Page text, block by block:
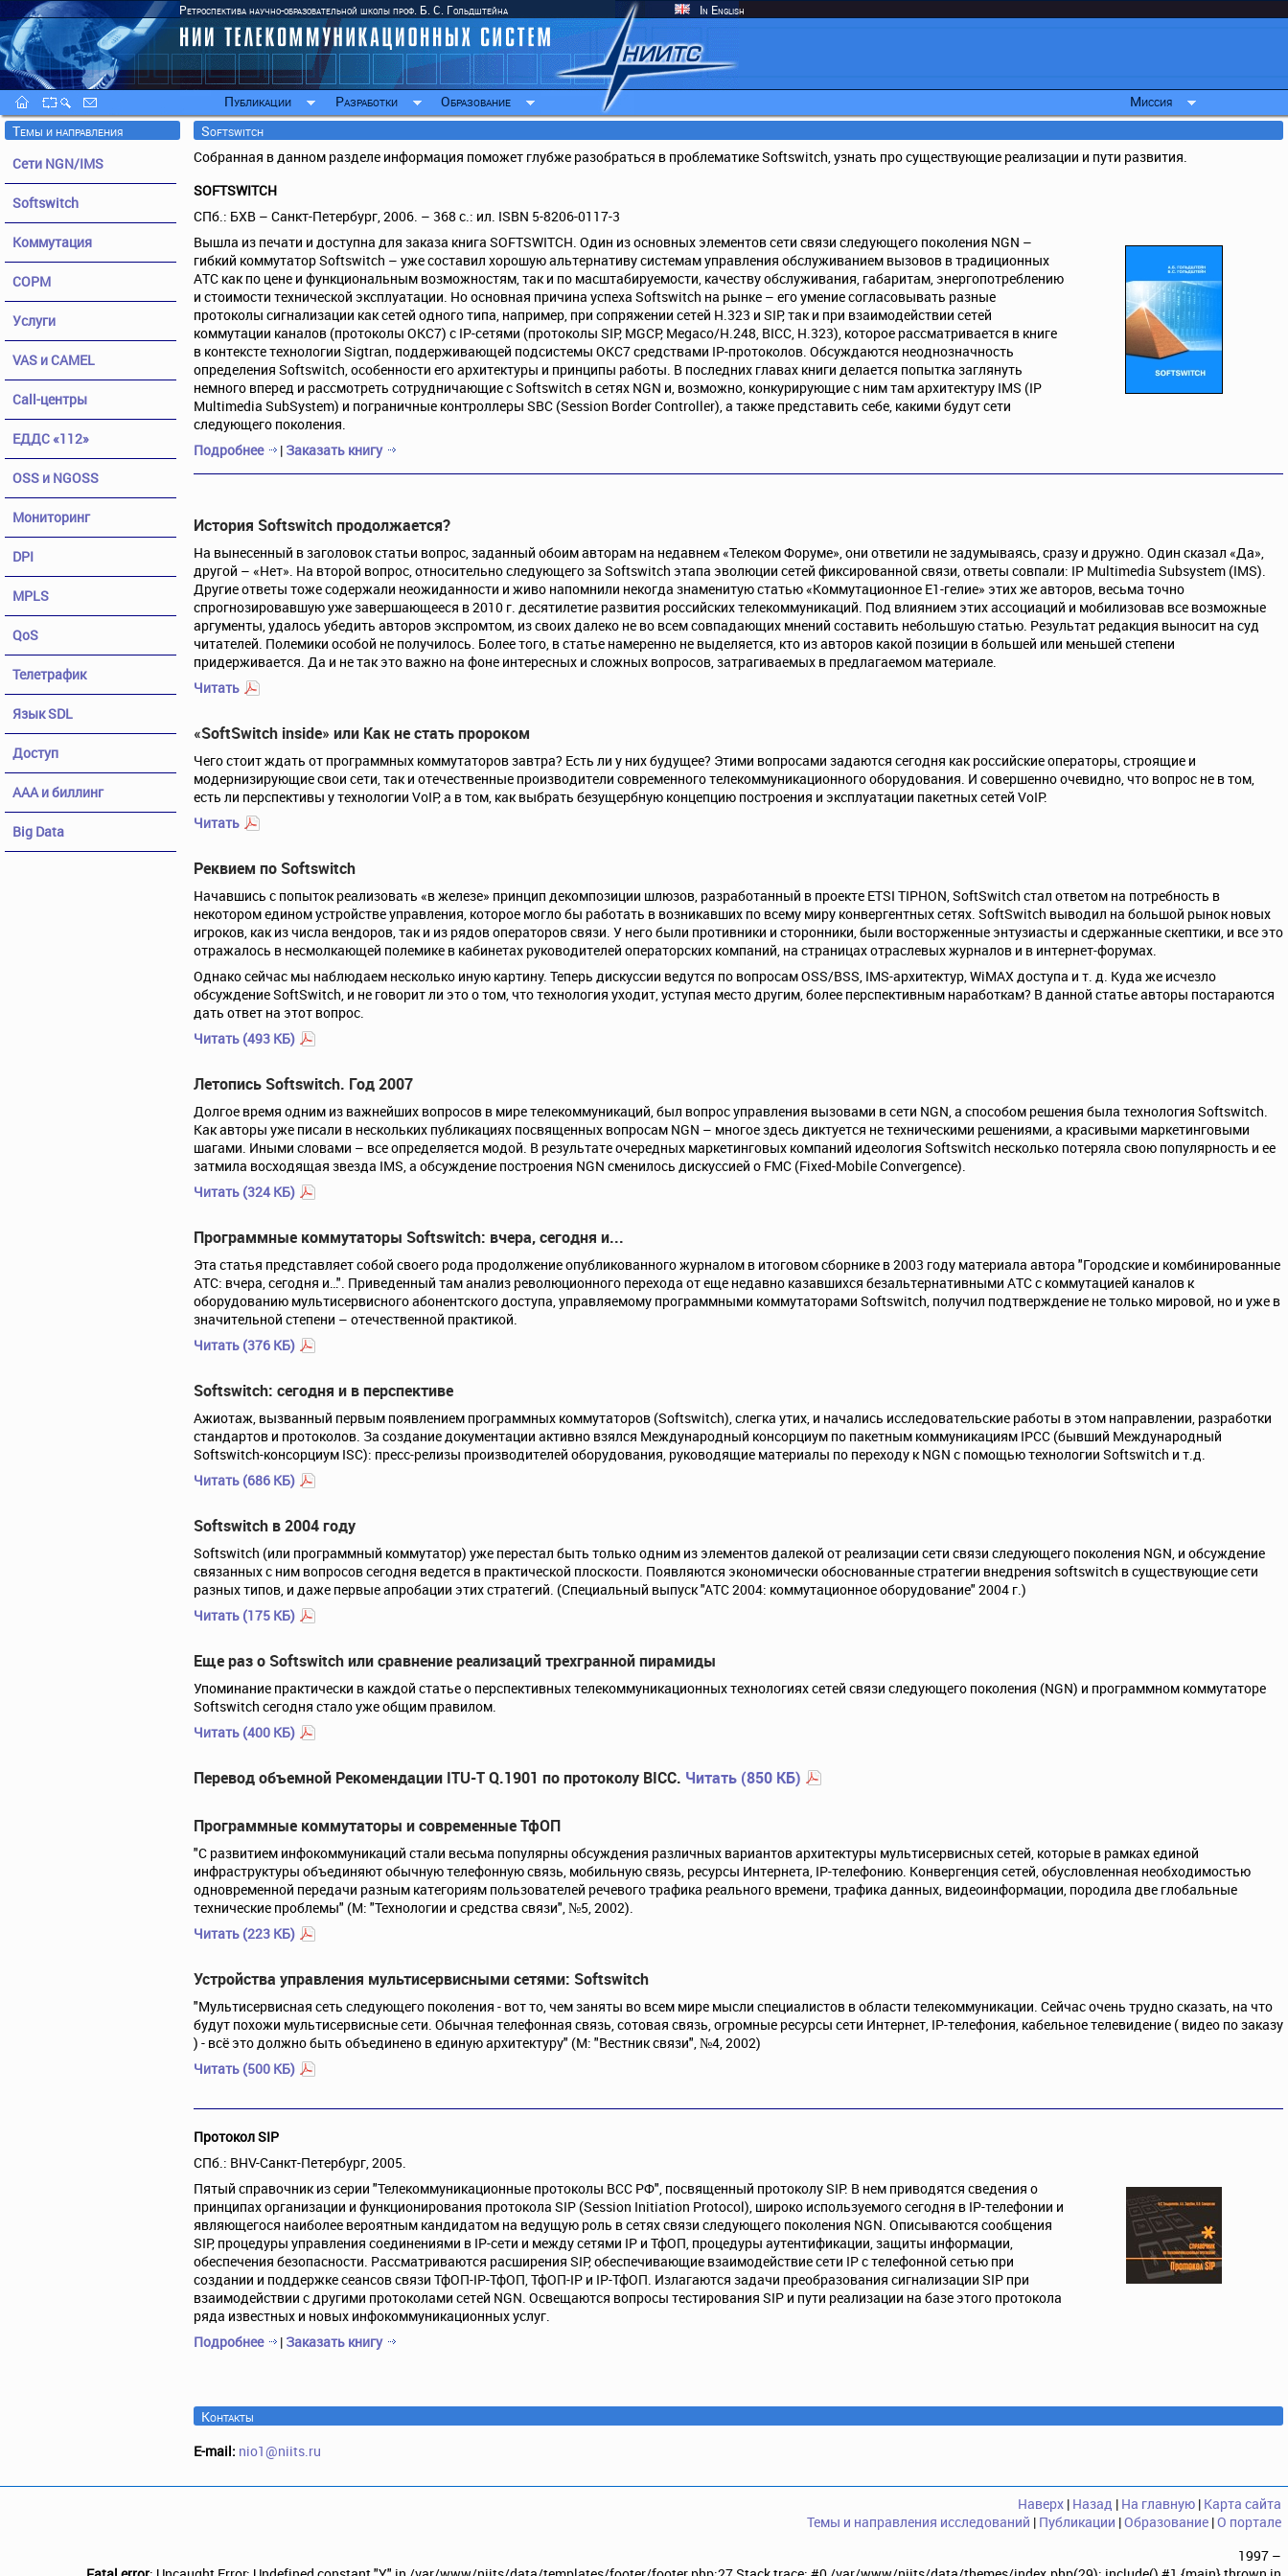
Ретроспектива научно-образовательной школы проф. Б. С. Гольдштейна In English
Публикации Разработки Образование
Миссия
Softswitch
Собранная в данном разделе информация поможет глубже разобраться в проблематике Softswitch, узнать про существующие реализации и пути развития.
SOFTSWITCH
СПб.: БХВ – Санкт-Петербург, 2006. – 368 с.: ил. ISBN 5-8206-0117-3
Вышла из печати и доступна для заказа книга SOFTSWITCH. Один из основных элементов сети связи следующего поколения NGN –
гибкий коммутатор Softswitch – уже составил хорошую альтернативу системам управления обслуживанием вызовов в традиционных
АТС как по цене и функциональным возможностям, так и по масштабируемости, качеству обслуживания, габаритам, энергопотреблению
и стоимости технической эксплуатации. Но основная причина успеха Softswitch на рынке – его умение согласовывать разные
протоколы сигнализации как сетей одного типа, например, при сопряжении сетей H.323 и SIP, так и при взаимодействии сетей
коммутации каналов (протоколы ОКС7) с IP-сетями (протоколы SIP, MGCP, Megaco/Н.248, BICC, H.323), которое рассматривается в книге
в контексте технологии Sigtran, поддерживающей подсистемы ОКС7 средствами IP-протоколов. Обсуждаются неоднозначность
определения Softswitch, особенности его архитектуры и принципы работы. В последних главах книги делается попытка заглянуть
немного вперед и рассмотреть сотрудничающие с Softswitch в сетях NGN и, возможно, конкурирующие с ним там архитектуру IMS (IP
Multimedia SubSystem) и пограничные контроллеры SBC (Session Border Controller), а также представить себе, какими будут сети
следующего поколения.
Подробнее
| Заказать книгу
История Softswitch продолжается?
На вынесенный в заголовок статьи вопрос, заданный обоим авторам на недавнем «Телеком Форуме», они ответили не задумываясь, сразу и дружно. Один сказал «Да»,
другой – «Нет». На второй вопрос, относительно следующего за Softswitch этапа эволюции сетей фиксированной связи, ответы совпали: IP Multimedia Subsystem (IMS).
Другие ответы тоже содержали неожиданности и живо напомнили некогда знаменитую статью «Коммутационное Е1-гелие» этих же авторов, весьма точно
спрогнозировавшую уже завершающееся в 2010 г. десятилетие развития российских телекоммуникаций. Под влиянием этих ассоциаций и мобилизовав все возможные
аргументы, удалось убедить авторов экспромтом, из своих далеко не во всем совпадающих мнений составить небольшую статью. Результат редакция выносит на суд
читателей. Полемики особой не получилось. Более того, в статье намеренно не выделяется, кто из авторов какой позиции в большей или меньшей степени
придерживается. Да и не так это важно на фоне интересных и сложных вопросов, затрагиваемых в предлагаемом материале.
Читать
«SoftSwitch inside» или Как не стать пророком
Чего стоит ждать от программных коммутаторов завтра? Есть ли у них будущее? Этими вопросами задаются сегодня как российские операторы, строящие и
модернизирующие свои сети, так и отечественные производители современного телекоммуникационного оборудования. И совершенно очевидно, что вопрос не в том,
есть ли перспективы у технологии VoIP, а в том, как выбрать безущербную концепцию построения и эксплуатации пакетных сетей VoIP.
Читать
Реквием по Softswitch
Начавшись с попыток реализовать «в железе» принцип декомпозиции шлюзов, разработанный в проекте ETSI TIPHON, SoftSwitch стал ответом на потребность в
некотором едином устройстве управления, которое могло бы работать в возникавших по всему миру конвергентных сетях. SoftSwitch выводил на большой рынок новых
игроков, как из числа вендоров, так и из рядов операторов связи. У него были противники и сторонники, были восторженные энтузиасты и сдержанные скептики, и все это
отражалось в несмолкающей полемике в кабинетах руководителей операторских компаний, на страницах отраслевых журналов и в интернет-форумах.
Однако сейчас мы наблюдаем несколько иную картину. Теперь дискуссии ведутся по вопросам OSS/BSS, IMS-архитектур, WiMAX доступа и т. д. Куда же исчезло
обсуждение SoftSwitch, и не говорит ли это о том, что технология уходит, уступая место другим, более перспективным наработкам? В данной статье авторы постараются
дать ответ на этот вопрос.
Читать (493 КБ)
Летопись Softswitch. Год 2007
Долгое время одним из важнейших вопросов в мире телекоммуникаций, был вопрос управления вызовами в сети NGN, а способом решения была технология Softswitch.
Как авторы уже писали в нескольких публикациях посвященных вопросам NGN – многое здесь диктуется не техническими решениями, а красивыми маркетинговыми
шагами. Иными словами – все определяется модой. В результате очередных маркетинговых компаний идеология Softswitch несколько потеряла свою популярность и ее
затмила восходящая звезда IMS, а обсуждение построения NGN сменилось дискуссией о FMC (Fixed-Mobile Convergence).
Читать (324 КБ)
Программные коммутаторы Softswitch: вчера, сегодня и...
Эта статья представляет собой своего рода продолжение опубликованного журналом в итоговом сборнике в 2003 году материала автора "Городские и комбинированные
АТС: вчера, сегодня и…". Приведенный там анализ революционного перехода от еще недавно казавшихся безальтернативными АТС с коммутацией каналов к
оборудованию мультисервисного абонентского доступа, управляемому программными коммутаторами Softswitch, получил подтверждение не только мировой, но и уже в
значительной степени – отечественной практикой.
Читать (376 КБ)
Softswitch: сегодня и в перспективе
Ажиотаж, вызванный первым появлением программных коммутаторов (Softswitch), слегка утих, и начались исследовательские работы в этом направлении, разработки
стандартов и протоколов. За создание документации активно взялся Международный консорциум по пакетным коммуникациям IPCC (бывший Международный
Softswitch-консорциум ISC): пресс-релизы производителей оборудования, руководящие материалы по переходу к NGN с помощью технологии Softswitch и т.д.
Читать (686 КБ)
Softswitch в 2004 году
Softswitch (или программный коммутатор) уже перестал быть только одним из элементов далекой от реализации сети связи следующего поколения NGN, и обсуждение
связанных с ним вопросов сегодня ведется в практической плоскости. Появляются экономически обоснованные стратегии внедрения softswitch в существующие сети
разных типов, и даже первые апробации этих стратегий. (Специальный выпуск "АТС 2004: коммутационное оборудование" 2004 г.)
Читать (175 КБ)
Еще раз о Softswitch или сравнение реализаций трехгранной пирамиды
Упоминание практически в каждой статье о перспективных телекоммуникационных технологиях сетей связи следующего поколения (NGN) и программном коммутаторе
Softswitch сегодня стало уже общим правилом.
Читать (400 КБ)
Перевод объемной Рекомендации ITU-T Q.1901 по протоколу BICC. Читать (850 КБ)
Программные коммутаторы и современные ТфОП
"С развитием инфокоммуникаций стали весьма популярны обсуждения различных вариантов архитектуры мультисервисных сетей, которые в рамках единой
инфраструктуры объединяют обычную телефонную связь, мобильную связь, ресурсы Интернета, IP-телефонию. Конвергенция сетей, обусловленная необходимостью
одновременной передачи разным категориям пользователей речевого трафика реального времени, трафика данных, видеоинформации, породила две глобальные
технические проблемы" (М: "Технологии и средства связи", №5, 2002).
Читать (223 КБ)
Устройства управления мультисервисными сетями: Softswitch
"Мультисервисная сеть следующего поколения - вот то, чем заняты во всем мире мысли специалистов в области телекоммуникации. Сейчас очень трудно сказать, на что
будут похожи мультисервисные сети. Обычная телефонная связь, сотовая связь, огромные ресурсы сети Интернет, IP-телефония, кабельное телевидение ( видео по заказу
) - всё это должно быть объединено в единую архитектуру" (М: "Вестник связи", №4, 2002)
Читать (500 КБ)
Протокол SIP
СПб.: BHV-Санкт-Петербург, 2005.
Пятый справочник из серии "Телекоммуникационные протоколы ВСС РФ", посвященный протоколу SIP. В нем приводятся сведения о
принципах организации и функционирования протокола SIP (Session Initiation Protocol), широко используемого сегодня в IP-телефонии и
являющегося наиболее вероятным кандидатом на ведущую роль в сетях связи следующего поколения NGN. Описываются сообщения
SIP, процедуры управления соединениями в IP-сети и между сетями IP и ТфОП, процедуры аутентификации, защиты информации,
обеспечения безопасности. Рассматриваются расширения SIP, обеспечивающие взаимодействие сети IP с телефонной сетью при
создании и поддержке сеансов связи ТфОП-IP-ТфОП, ТфОП-IP и IP-ТфОП. Излагаются задачи преобразования сигнализации SIP при
взаимодействии с другими протоколами сетей NGN. Освещаются вопросы тестирования SIP и пути реализации на базе этого протокола
ряда известных и новых инфокоммуникационных услуг.
Подробнее
| Заказать книгу
Контакты
E-mail: nio1@niits.ru
Темы и направления
Сети NGN/IMS
Softswitch
Коммутация
СОРМ
Услуги
VAS и CAMEL
Call-центры
ЕДДС «112»
OSS и NGOSS
Мониторинг
DPI
MPLS
QoS
Телетрафик
Язык SDL
Доступ
ААА и биллинг
Big Data
Наверх | Назад | На главную | Карта сайта
Темы и направления исследований | Публикации |Образование |О портале
1997 –